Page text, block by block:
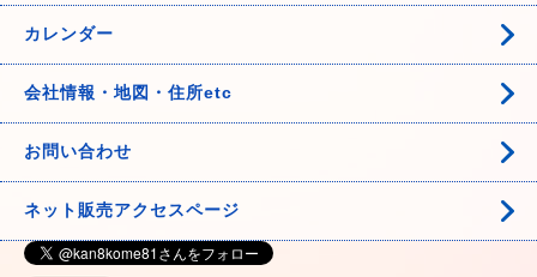
カレンダー
会社情報・地図・住所etc
お問い合わせ
ネット販売アクセスページ